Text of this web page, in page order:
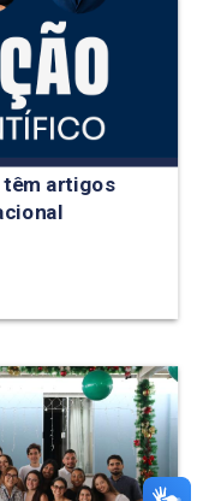
têm artigos